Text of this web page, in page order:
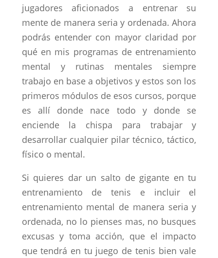
jugadores aficionados a entrenar su
mente de manera seria y ordenada. Ahora
podrás entender con mayor claridad por
qué en mis programas de entrenamiento
mental y rutinas mentales siempre
trabajo en base a objetivos y estos son los
primeros módulos de esos cursos, porque
es allí donde nace todo y donde se
enciende la chispa para trabajar y
desarrollar cualquier pilar técnico, táctico,
físico o mental.
Si quieres dar un salto de gigante en tu
entrenamiento de tenis e incluir el
entrenamiento mental de manera seria y
ordenada, no lo pienses mas, no busques
excusas y toma acción, que el impacto
que tendrá en tu juego de tenis bien vale